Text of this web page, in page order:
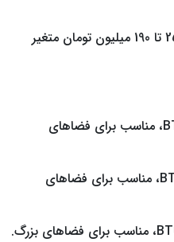
قیمت: قیمت مدل‌های گری بین 25 تا 190 میلیون تومان متغیر
- مدل ASGA12: ظرفیت 12000 BTU، مناسب برای فضاهای
- مدل ASGA18: ظرفیت 18000 BTU، مناسب برای فضاهای